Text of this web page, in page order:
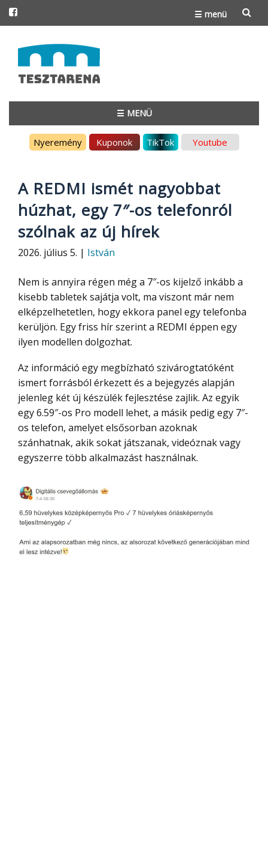
☰ menü
to
content
☰ MENÜ
Nyeremény Kuponok TikTok Youtube
A REDMI ismét nagyobbat
húzhat, egy 7″-os telefonról
szólnak az új hírek
2026. július 5. | István
Nem is annyira régen még a 7″-os kijelző inkább a
kisebb tabletek sajátja volt, ma viszont már nem
elképzelhetetlen, hogy ekkora panel egy telefonba
kerüljön. Egy friss hír szerint a REDMI éppen egy
ilyen modellen dolgozhat.
Az információ egy megbízható szivárogtatóként
ismert forrásból érkezett és a bejegyzés alapján
jelenleg két új készülék fejlesztése zajlik. Az egyik
egy 6.59″-os Pro modell lehet, a másik pedig egy 7″-
os telefon, amelyet elsősorban azoknak
szánhatnak, akik sokat játszanak, videóznak vagy
egyszerre több alkalmazást használnak.